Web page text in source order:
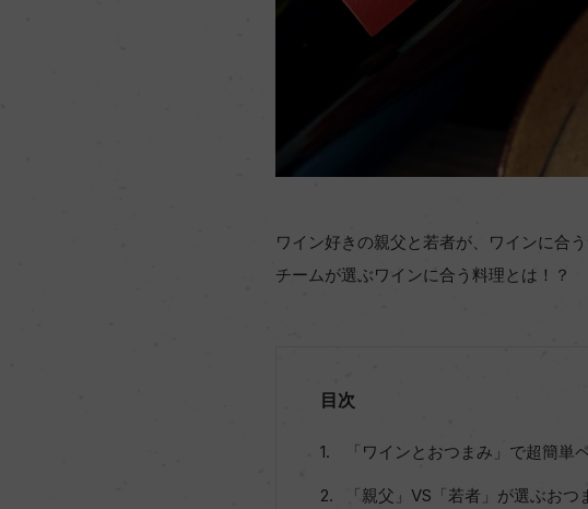
ワイン好きの親父と若者が、ワインに合
チームが選ぶワインに合う料理とは！？
目次
「ワインとおつまみ」で超簡単
「親父」VS「若者」が選ぶおつ